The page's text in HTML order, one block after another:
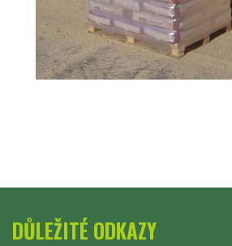
DŮLEŽITÉ ODKAZY